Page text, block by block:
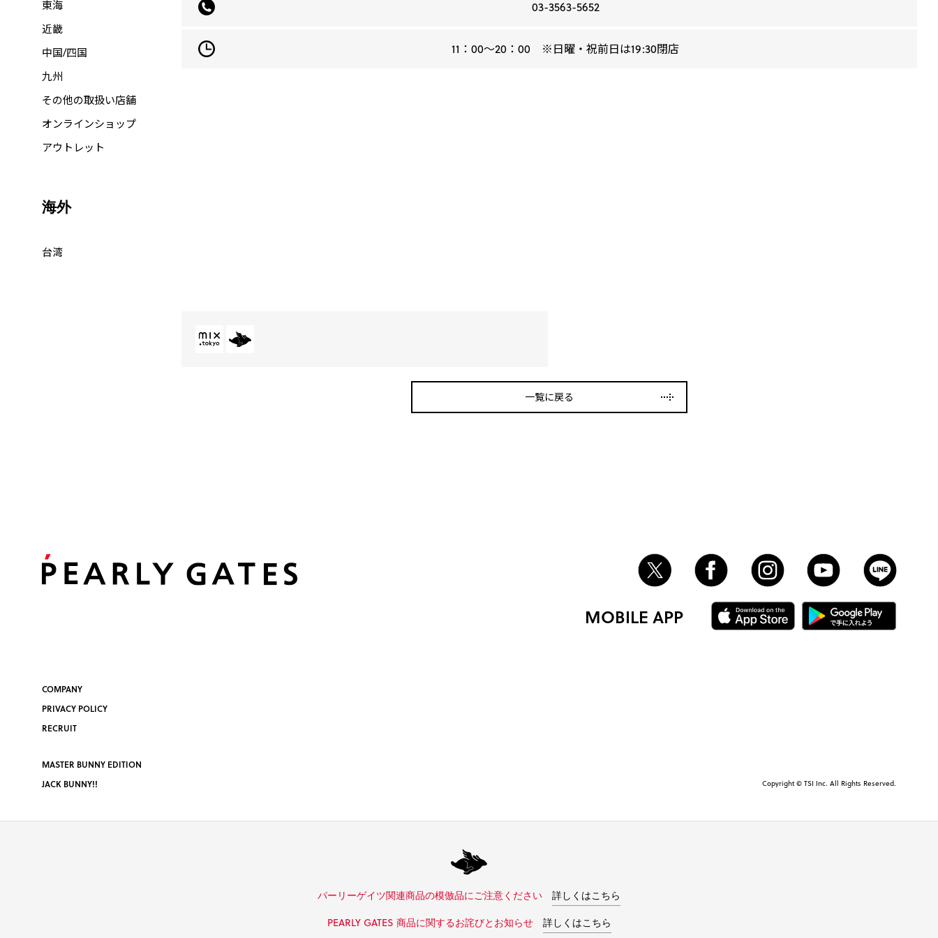
東海
近畿
中国/四国
九州
その他の取扱い店舗
オンラインショップ
アウトレット
海外
台湾
03-3563-5652
11：00～20：00 ※日曜・祝前日は19:30閉店
一覧に戻る
MOBILE APP
COMPANY
PRIVACY POLICY
RECRUIT
MASTER BUNNY EDITION
JACK BUNNY!!
Copyright © TSI Inc. All Rights Reserved.
パーリーゲイツ関連商品の模倣品にご注意ください
詳しくはこちら
PEARLY GATES 商品に関するお詫びとお知らせ
詳しくはこちら